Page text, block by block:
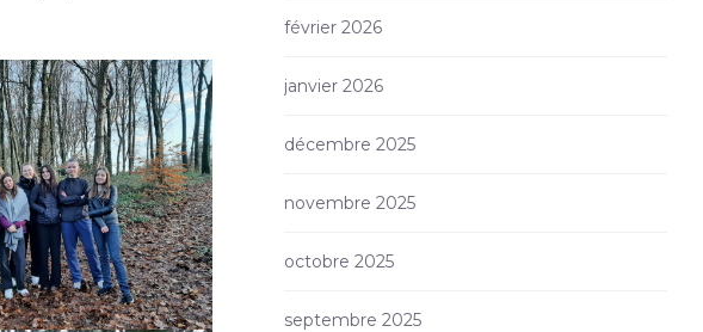
février 2026
janvier 2026
décembre 2025
novembre 2025
octobre 2025
septembre 2025